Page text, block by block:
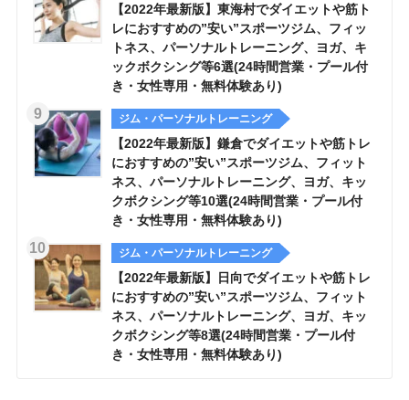
【2022年最新版】東海村でダイエットや筋ト
レにおすすめの”安い”スポーツジム、フィッ
トネス、パーソナルトレーニング、ヨガ、キ
ックボクシング等6選(24時間営業・プール付
き・女性専用・無料体験あり)
ジム・パーソナルトレーニング
【2022年最新版】鎌倉でダイエットや筋トレ
におすすめの”安い”スポーツジム、フィット
ネス、パーソナルトレーニング、ヨガ、キッ
クボクシング等10選(24時間営業・プール付
き・女性専用・無料体験あり)
ジム・パーソナルトレーニング
【2022年最新版】日向でダイエットや筋トレ
におすすめの”安い”スポーツジム、フィット
ネス、パーソナルトレーニング、ヨガ、キッ
クボクシング等8選(24時間営業・プール付
き・女性専用・無料体験あり)